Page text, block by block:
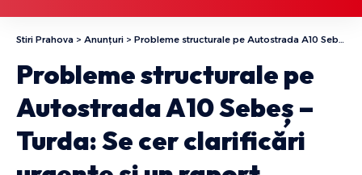
Stiri Prahova > Anunțuri > Probleme structurale pe Autostrada A10 Sebeș – Turda: Se cer clarificări urgente și un raport detaliat de la CNAIR în urma unei noi surpări
Probleme structurale pe
Autostrada A10 Sebeș –
Turda: Se cer clarificări